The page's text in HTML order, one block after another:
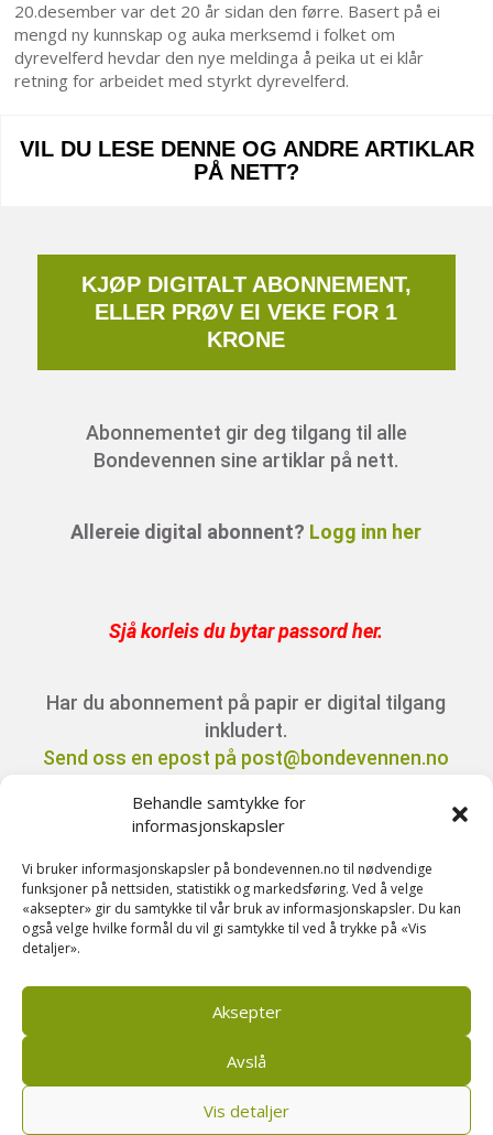
Behandle samtykke for
informasjonskapsler
Vi bruker informasjonskapsler på bondevennen.no til nødvendige
funksjoner på nettsiden, statistikk og markedsføring. Ved å velge
«aksepter» gir du samtykke til vår bruk av informasjonskapsler. Du kan
også velge hvilke formål du vil gi samtykke til ved å trykke på «Vis
detaljer».
Aksepter
Avslå
Vis detaljer
20.desember var det 20 år sidan den førre. Basert på ei
mengd ny kunnskap og auka merksemd i folket om
dyrevelferd hevdar den nye meldinga å peika ut ei klår
retning for arbeidet med styrkt dyrevelferd.
VIL DU LESE DENNE OG ANDRE ARTIKLAR
PÅ NETT?
KJØP DIGITALT ABONNEMENT,
ELLER PRØV EI VEKE FOR 1
KRONE
Abonnementet gir deg tilgang til alle
Bondevennen sine artiklar på nett.
Allereie digital abonnent? Logg inn her
Sjå korleis du bytar passord her.
Har du abonnement på papir er digital tilgang
inkludert.
Send oss en epost på post@bondevennen.no
Kontakt oss på telefon 51 88 72 61 eller send
ein e-post til
post@bondevennen.no.